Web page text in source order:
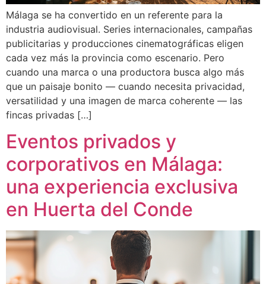
Málaga se ha convertido en un referente para la
industria audiovisual. Series internacionales, campañas
publicitarias y producciones cinematográficas eligen
cada vez más la provincia como escenario. Pero
cuando una marca o una productora busca algo más
que un paisaje bonito — cuando necesita privacidad,
versatilidad y una imagen de marca coherente — las
fincas privadas […]
Eventos privados y
corporativos en Málaga:
una experiencia exclusiva
en Huerta del Conde